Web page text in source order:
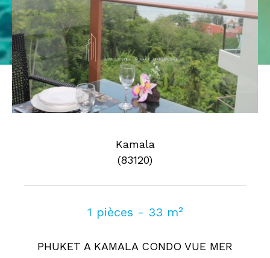
Kamala
(83120)
1 pièces - 33 m²
PHUKET A KAMALA CONDO VUE MER
Pièces
0 1 2 3 4 5
Où
Où
AFFINER LES CRITÈRES